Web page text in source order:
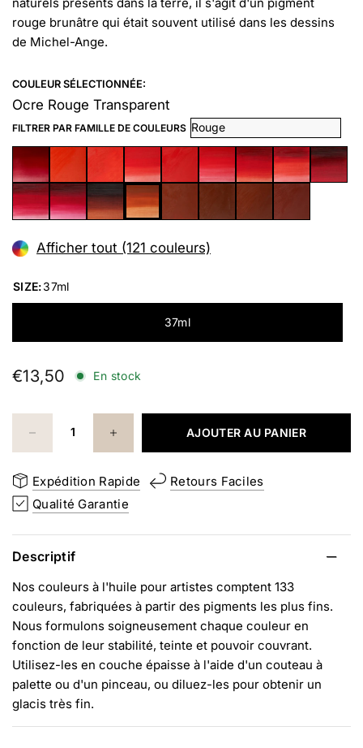
rouge brunâtre qui était souvent utilisé dans les dessins
de Michel-Ange.
COULEUR SÉLECTIONNÉE:
Ocre Rouge Transparent
FILTRER PAR FAMILLE DE COULEURS
Afficher tout (121 couleurs)
SIZE:37ml
37ml
€13,50 En stock
AJOUTER AU PANIER
Expédition Rapide
Retours Faciles
Qualité Garantie
Descriptif
Nos couleurs à l'huile pour artistes comptent 133
couleurs, fabriquées à partir des pigments les plus fins.
Nous formulons soigneusement chaque couleur en
fonction de leur stabilité, teinte et pouvoir couvrant.
Utilisez-les en couche épaisse à l'aide d'un couteau à
palette ou d'un pinceau, ou diluez-les pour obtenir un
glacis très fin.